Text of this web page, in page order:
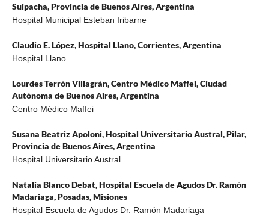
Suipacha, Provincia de Buenos Aires, Argentina
Hospital Municipal Esteban Iribarne
Claudio E. López,Hospital Llano, Corrientes, Argentina
Hospital Llano
Lourdes Terrón Villagrán,Centro Médico Maffei, Ciudad
Autónoma de Buenos Aires, Argentina
Centro Médico Maffei
Susana Beatriz Apoloni,Hospital Universitario Austral, Pilar,
Provincia de Buenos Aires, Argentina
Hospital Universitario Austral
Natalia Blanco Debat,Hospital Escuela de Agudos Dr. Ramón
Madariaga, Posadas, Misiones
Hospital Escuela de Agudos Dr. Ramón Madariaga